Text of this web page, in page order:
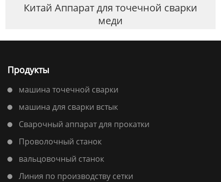
Китай Аппарат для точечной сварки
меди
Продукты
машина точечной сварки
машина для сварки встык
Сварочный аппарат для прокатки
Проволочный станок
вальцовочный станок
Линия по производству сетки